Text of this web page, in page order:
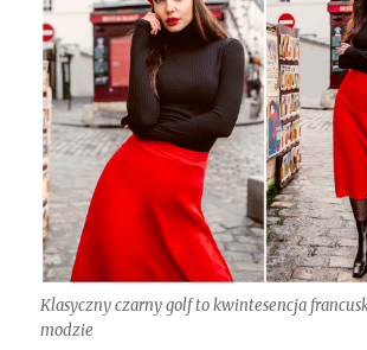
Klasyczny czarny golf to kwintesencja
modzie